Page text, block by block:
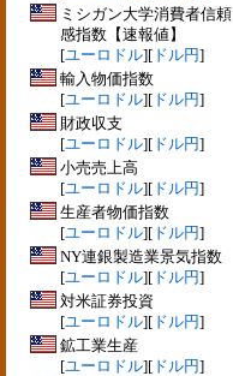
ミシガン大学消費者信頼
感指数【速報値】
[ユーロドル][ ドル円]
輸入物価指数
[ユーロドル][ ドル円]
財政収支
[ユーロドル][ ドル円]
小売売上高
[ユーロドル][ ドル円]
生産者物価指数
[ユーロドル][ ドル円]
NY連銀製造業景気指数
[ユーロドル][ ドル円]
対米証券投資
[ユーロドル][ ドル円]
鉱工業生産
[ユーロドル][ ドル円]